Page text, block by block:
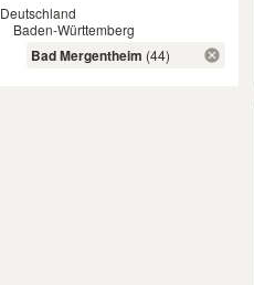
Deutschland
Baden-Württemberg
Bad Mergentheim (44)